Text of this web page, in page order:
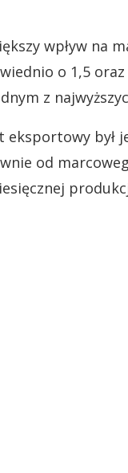
wpływ na
o 1,5
z
eksportowy był
od